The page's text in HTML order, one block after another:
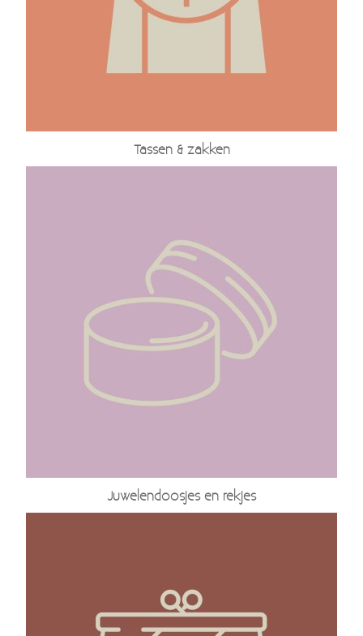
Tassen & zakken
Juwelendoosjes en rekjes